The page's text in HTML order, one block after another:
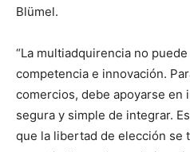
Blümel.
“La multiadquirencia no
competencia e innovación.
comercios, debe apoyarse en
segura y simple de integrar.
que la libertad de elección se